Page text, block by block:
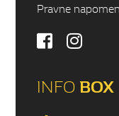
Pravne
INFO BOX